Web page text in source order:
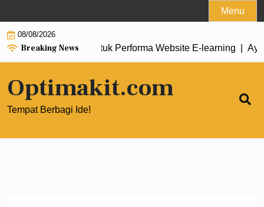
to
content
Menu
08/08/2026
Breaking News
ke Cloud Hosting untuk Performa Website E‑learning | Ayo
Optimakit.com
Tempat Berbagi Ide!